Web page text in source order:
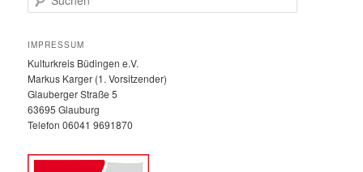
u
h
n
IMPRESSUM
Kulturkreis Büdingen e.V.
Markus Karger (1. Vorsitzender)
Glauberger Straße 5
63695 Glauburg
Telefon 06041 9691870